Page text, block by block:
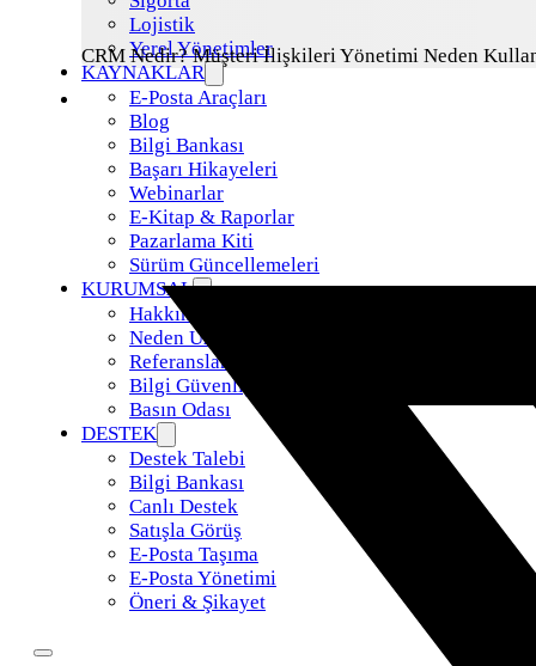
Lojistik
Yerel Yönetimler
KAYNAKLAR
E-Posta Araçları
Blog
Bilgi Bankası
Başarı Hikayeleri
Webinarlar
E-Kitap & Raporlar
Pazarlama Kiti
Sürüm Güncellemeleri
KURUMSAL
Hakkımızda
Neden Uzman Posta
Referanslar
Bilgi Güvenliği Politikamız
Basın Odası
DESTEK
Destek Talebi
Bilgi Bankası
Canlı Destek
Satışla Görüş
E-Posta Taşıma
E-Posta Yönetimi
Öneri & Şikayet
CRM Nedir? Müşteri İlişkileri Yönetimi Neden